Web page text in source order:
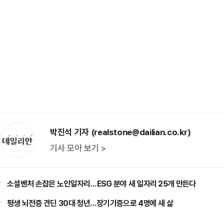
박진석 기자 (realstone@dailian.co.kr)
기사 모아 보기 >
소셜벤처 손잡은 노인일자리…ESG 분야 새 일자리 25개 만든다
평생 뇌전증 견딘 30대 청년…장기기증으로 4명에 새 삶